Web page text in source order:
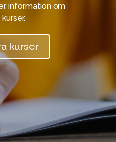
information om
kurser